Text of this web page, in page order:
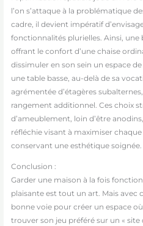
l’on s’attaque à la problématique
cadre, il devient impératif
fonctionnalités plurielles. Ainsi, une
offrant le confort d’une chaise
dissimuler en son sein un espace
une table basse, au-delà de sa
agrémentée d’étagères
rangement additionnel. Ces choix
d’ameublement, loin d’être
réfléchie visant à maximiser
conservant une esthétique soignée.
Conclusion :
Garder une maison à la fois
plaisante est tout un art. Mais avec
bonne voie pour créer un espace
trouver son jeu préféré sur un « site